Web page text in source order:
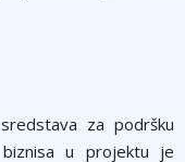
za podršku
u projektu je